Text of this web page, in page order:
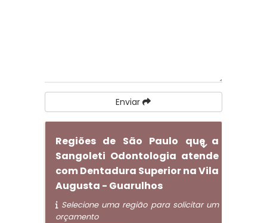
Enviar
Regiões de São Paulo que a
Sangoleti Odontologia atende
com Dentadura Superior na Vila
Augusta - Guarulhos
Selecione uma região para solicitar um
orçamento